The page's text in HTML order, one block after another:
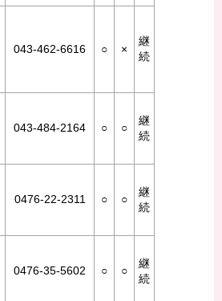
043-462-6616 ○ ×
継
続
043-484-2164 ○ ○
継
続
0476-22-2311 ○ ○
継
続
0476-35-5602 ○ ○
継
続